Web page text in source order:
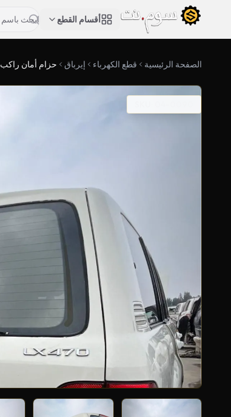
أقسام القطع
الصفحة الرئيسية قطع الكهرباء إيرباق حزام أمان راكب